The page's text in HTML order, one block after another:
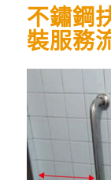
不鏽鋼
裝服務